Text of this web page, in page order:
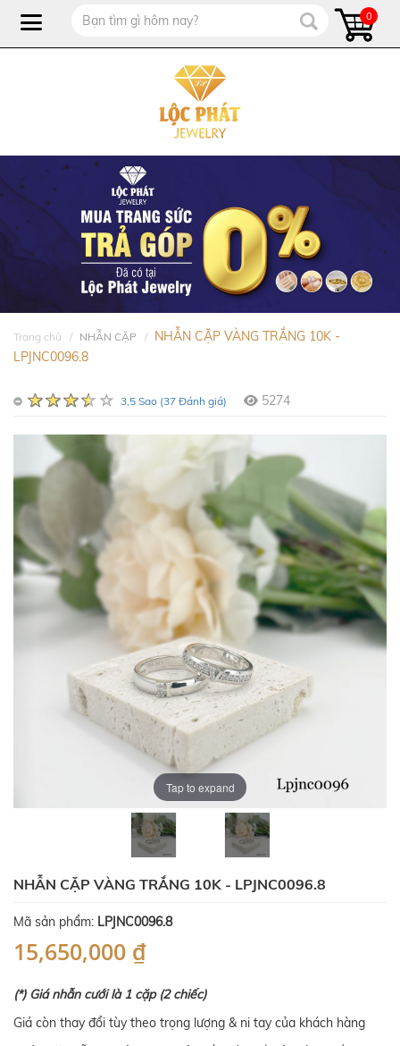
0
Trang chủ NHẪN CẶP
NHẪN CẶP VÀNG TRẮNG 10K -
LPJNC0096.8
3,5 Sao (37 Đánh giá) 5274
Tap to expand
NHẪN CẶP VÀNG TRẮNG 10K - LPJNC0096.8
Mã sản phẩm: LPJNC0096.8
15,650,000 ₫
(*) Giá nhẫn cưới là 1 cặp (2 chiếc)
Giá còn thay đổi tùy theo trọng lượng & ni tay của khách hàng